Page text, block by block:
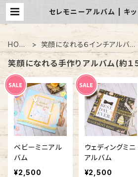
セレモニーアルバム | キッ
HOM
E
笑顔になれる６インチアルバ
ム
笑顔になれる手作りアルバム(約１
ベビーミニアル
バム
¥2,500
ウェディングミニ
アルバム
¥2,500